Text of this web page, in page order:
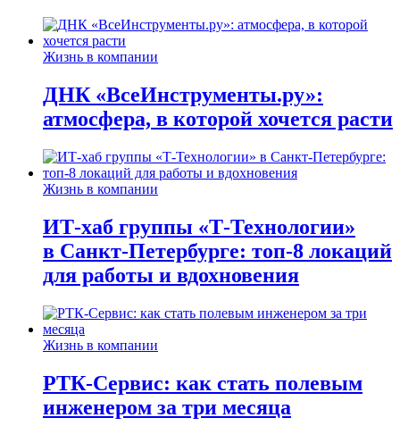
Жизнь в компании
ДНК «ВсеИнструменты.ру»:
атмосфера, в которой хочется расти
Жизнь в компании
ИТ-хаб группы «Т-Технологии»
в Санкт-Петербурге: топ-8 локаций
для работы и вдохновения
Жизнь в компании
РТК-Сервис: как стать полевым
инженером за три месяца